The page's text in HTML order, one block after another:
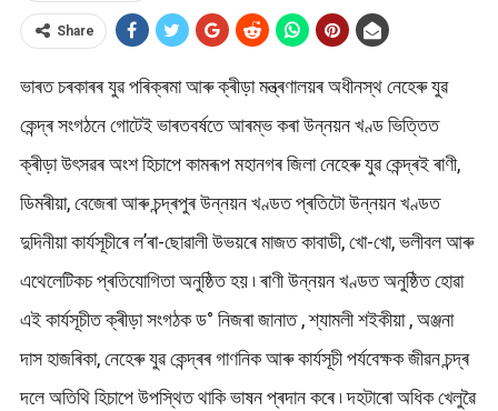
Share
ভাৰত চৰকাৰৰ যুৱ পৰিক্ৰমা আৰু ক্ৰীড়া মন্ত্ৰণালয়ৰ অধীনস্থ নেহেৰু যুৱ
কেন্দ্ৰ সংগঠনে গোটেই ভাৰতবৰ্ষতে আৰম্ভ কৰা উন্নয়ন খণ্ড ভিত্তিত
ক্ৰীড়া উৎসৱৰ অংশ হিচাপে কামৰূপ মহানগৰ জিলা নেহেৰু যুৱ কেন্দ্ৰই ৰাণী,
ডিমৰীয়া, বেজেৰা আৰু চন্দ্ৰপুৰ উন্নয়ন খণ্ডত প্ৰতিটো উন্নয়ন খণ্ডত
দুদিনীয়া কাৰ্যসূচীৰে ল’ৰা-ছোৱালী উভয়ৰে মাজত কাবাডী, খো-খো, ভলীবল আৰু
এথেলেটিকচ প্ৰতিযোগিতা অনুষ্ঠিত হয় ৷ ৰাণী উন্নয়ন খণ্ডত অনুষ্ঠিত হোৱা
এই কাৰ্যসূচীত ক্ৰীড়া সংগঠক ড° নিজৰা জানাত , শ্যামলী শইকীয়া , অঞ্জনা
দাস হাজৰিকা, নেহেৰু যুৱ কেন্দ্ৰৰ গাণনিক আৰু কাৰ্যসূচী পৰ্যবেক্ষক জীৱন চন্দ্ৰ
দলে অতিথি হিচাপে উপস্থিত থাকি ভাষন প্ৰদান কৰে ৷ দহটাৰো অধিক খেলুৱৈ